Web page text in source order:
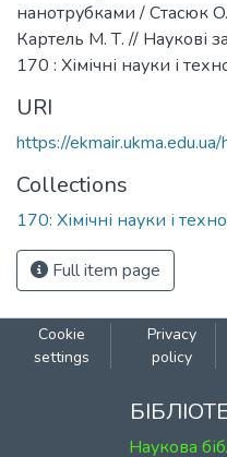
нанотрубками / Стасюк
Картель М. Т. // Наукові
170 : Хімічні науки і
URI
https://
Collections
170: Хімічні науки і
Full item page
Cookie
settings
Privacy
policy
Наукова